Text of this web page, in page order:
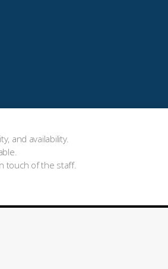
and availability.
touch of the staff.